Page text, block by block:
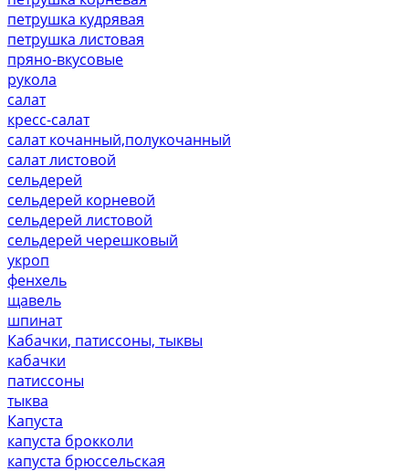
петрушка кудрявая
петрушка листовая
пряно-вкусовые
рукола
салат
кресс-салат
салат кочанный,полукочанный
салат листовой
сельдерей
сельдерей корневой
сельдерей листовой
сельдерей черешковый
укроп
фенхель
щавель
шпинат
Кабачки, патиссоны, тыквы
кабачки
патиссоны
тыква
Капуста
капуста брокколи
капуста брюссельская